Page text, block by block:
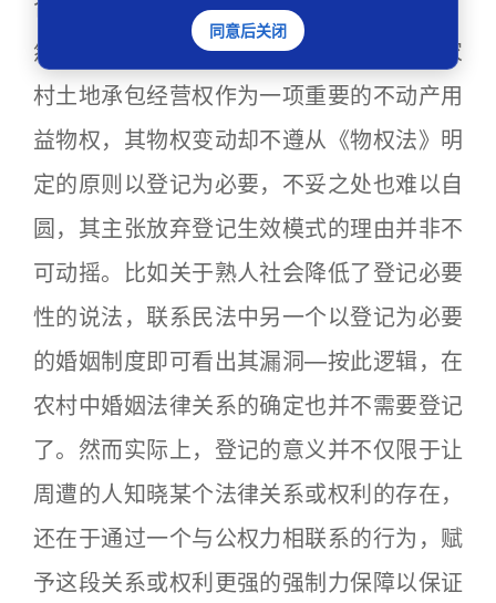
合同生效时设立，理由似乎不可谓不充分。
然而，且不论其与整个民法体系不和谐，农
村土地承包经营权作为一项重要的不动产用
益物权，其物权变动却不遵从《物权法》明
定的原则以登记为必要，不妥之处也难以自
圆，其主张放弃登记生效模式的理由并非不
可动摇。比如关于熟人社会降低了登记必要
性的说法，联系民法中另一个以登记为必要
的婚姻制度即可看出其漏洞—按此逻辑，在
农村中婚姻法律关系的确定也并不需要登记
了。然而实际上，登记的意义并不仅限于让
周遭的人知晓某个法律关系或权利的存在，
还在于通过一个与公权力相联系的行为，赋
予这段关系或权利更强的强制力保障以保证
同意后关闭